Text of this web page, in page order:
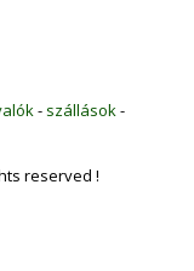
- szállások -
reserved !